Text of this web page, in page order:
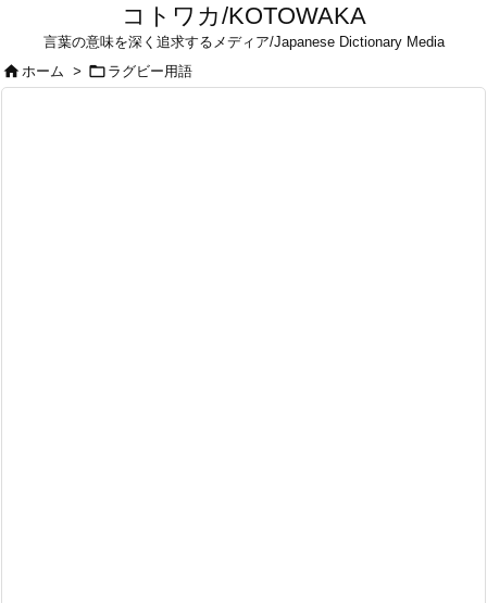
コトワカ/KOTOWAKA
言葉の意味を深く追求するメディア/Japanese Dictionary Media
ホーム >  ラグビー用語